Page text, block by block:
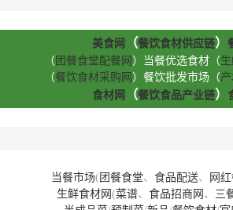
美食网 （餐饮食材供应链）
（ 团餐食堂配餐网 ）当餐优选食材（
（餐饮食材采购网 ）餐饮批发市场（
食材网
（餐饮食品产业链）
当餐市场( 团餐食堂、 食品配送、 网
生鲜食材网 (菜谱、 食品招商网 、 三